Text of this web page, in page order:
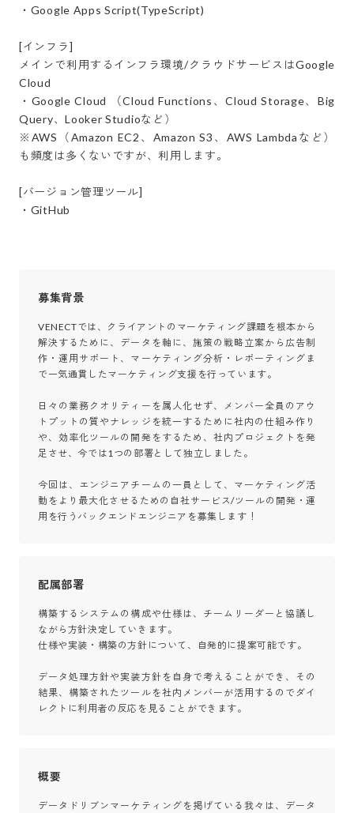
・Google Apps Script(TypeScript)
[インフラ]
メインで利用するインフラ環境/クラウドサービスはGoogle
Cloud
・Google Cloud （Cloud Functions、Cloud Storage、Big
Query、Looker Studioなど）
※AWS（Amazon EC2、Amazon S3、AWS Lambdaなど）
も頻度は多くないですが、利用します。
[バージョン管理ツール]
・GitHub
募集背景
VENECTでは、クライアントのマーケティング課題を根本から
解決するために、データを軸に、施策の戦略立案から広告制
作・運用サポート、マーケティング分析・レポーティングま
で一気通貫したマーケティング支援を行っています。
日々の業務クオリティーを属人化せず、メンバー全員のアウ
トプットの質やナレッジを統一するために社内の仕組み作り
や、効率化ツールの開発をするため、社内プロジェクトを発
足させ、今では1つの部署として独立しました。
今回は、エンジニアチームの一員として、マーケティング活
動をより最大化させるための自社サービス/ツールの開発・運
用を行うバックエンドエンジニアを募集します！
配属部署
構築するシステムの構成や仕様は、チームリーダーと協議し
ながら方針決定していきます。
仕様や実装・構築の方針について、自発的に提案可能です。
データ処理方針や実装方針を自身で考えることができ、その
結果、構築されたツールを社内メンバーが活用するのでダイ
レクトに利用者の反応を見ることができます。
概要
データドリブンマーケティングを掲げている我々は、データ